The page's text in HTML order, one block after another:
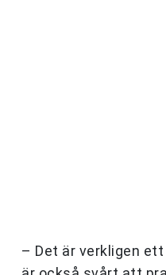
– Det är verkligen